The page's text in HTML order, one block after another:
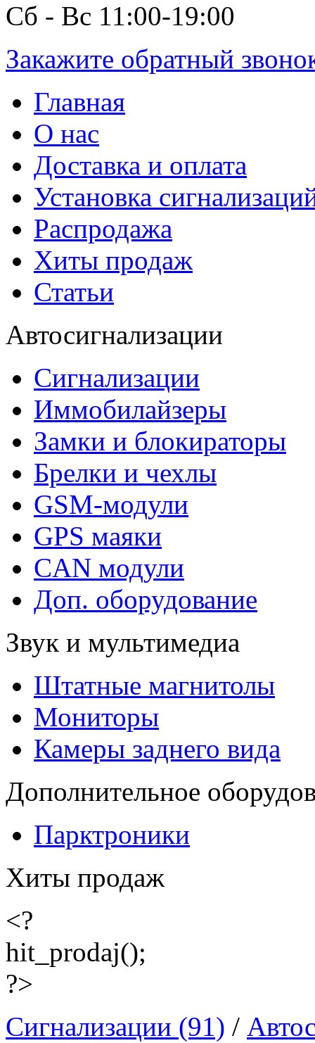
Сб - Вс 11:00-19:00
Закажите обратный
Главная
О нас
Доставка и оплата
Установка
Распродажа
Хиты продаж
Статьи
Автосигнализации
Сигнализации
Иммобилайзеры
Замки и блокираторы
Брелки и чехлы
GSM-модули
GPS маяки
CAN модули
Доп. оборудование
Звук и мультимедиа
Штатные магнитолы
Мониторы
Камеры заднего вида
Дополнительное
Парктроники
Хиты продаж
<?
hit_prodaj();
?>
Сигнализации (91) /